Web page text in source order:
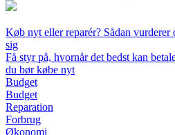
Køb nyt eller reparér? Sådan vurderer
sig
Få styr på, hvornår det bedst kan
du bør købe nyt
Budget
Budget
Reparation
Forbrug
Økonomi